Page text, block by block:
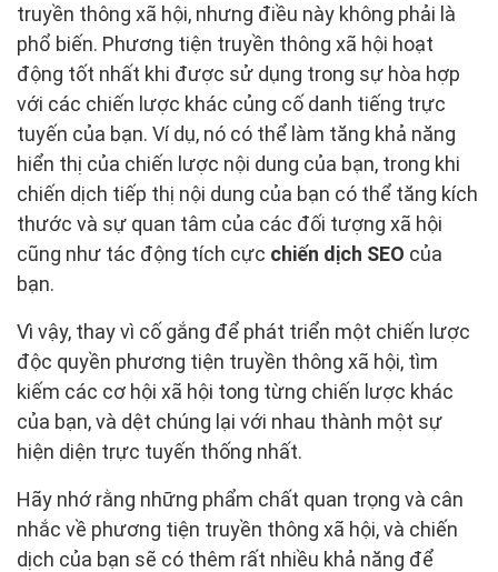
truyền thông xã hội, nhưng điều này không phải là
phổ biến. Phương tiện truyền thông xã hội hoạt
động tốt nhất khi được sử dụng trong sự hòa hợp
với các chiến lược khác củng cố danh tiếng trực
tuyến của bạn. Ví dụ, nó có thể làm tăng khả năng
hiển thị của chiến lược nội dung của bạn, trong khi
chiến dịch tiếp thị nội dung của bạn có thể tăng kích
thước và sự quan tâm của các đối tượng xã hội
cũng như tác động tích cực chiến dịch SEO của
bạn.
Vì vậy, thay vì cố gắng để phát triển một chiến lược
độc quyền phương tiện truyền thông xã hội, tìm
kiếm các cơ hội xã hội tong từng chiến lược khác
của bạn, và dệt chúng lại với nhau thành một sự
hiện diện trực tuyến thống nhất.
Hãy nhớ rằng những phẩm chất quan trọng và cân
nhắc về phương tiện truyền thông xã hội, và chiến
dịch của bạn sẽ có thêm rất nhiều khả năng để